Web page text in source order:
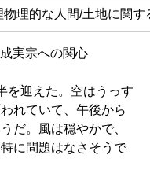
物理的な人間/土地に関す
実宗への関心
を迎えた。空はうっす
れていて、午後から
だ。風は穏やかで、
に問題はなさそうで